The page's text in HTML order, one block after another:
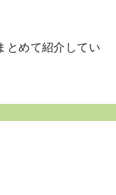
とめて紹介してい